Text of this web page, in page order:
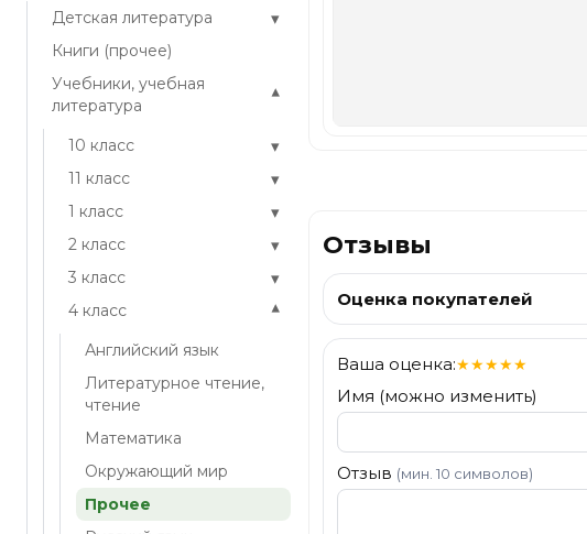
Детская литература ▾
Книги (прочее)
Учебники, учебная
литература
▾
10 класс ▾
11 класс ▾
1 класс ▾
2 класс ▾
3 класс ▾
4 класс ▾
Английский язык
Литературное чтение,
чтение
Математика
Окружающий мир
Прочее
Отзывы
Оценка покупателей
Ваша оценка:★★★★★
Имя (можно изменить)
Отзыв (мин. 10 символов)